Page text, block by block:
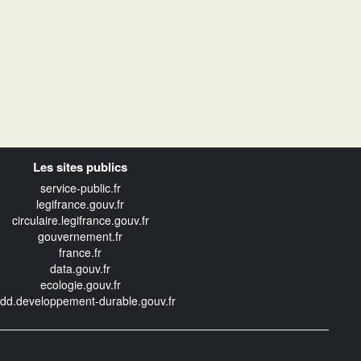
Les sites publics
service-public.fr
legifrance.gouv.fr
circulaire.legifrance.gouv.fr
gouvernement.fr
france.fr
data.gouv.fr
ecologie.gouv.fr
durable.gouv.fr